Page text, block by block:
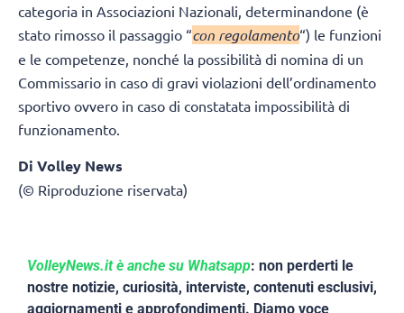
categoria in Associazioni Nazionali, determinandone (è
stato rimosso il passaggio “con regolamento“) le funzioni
e le competenze, nonché la possibilità di nomina di un
Commissario in caso di gravi violazioni dell’ordinamento
sportivo ovvero in caso di constatata impossibilità di
funzionamento.
Di Volley News
(© Riproduzione riservata)
VolleyNews.it è anche su Whatsapp: non perderti le
nostre notizie, curiosità, interviste, contenuti esclusivi,
aggiornamenti e approfondimenti. Diamo voce